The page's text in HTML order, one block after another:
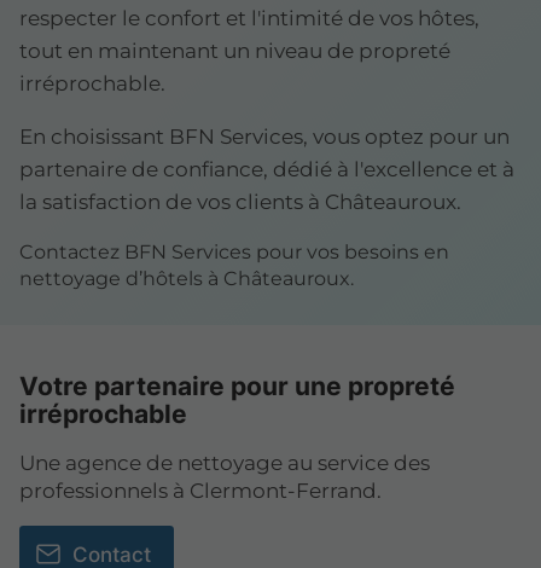
respecter le confort et l'intimité de vos hôtes,
tout en maintenant un niveau de propreté
irréprochable.
En choisissant BFN Services, vous optez pour un
partenaire de confiance, dédié à l'excellence et à
la satisfaction de vos clients à Châteauroux.
Contactez BFN Services pour vos besoins en
nettoyage d’hôtels à Châteauroux.
Votre partenaire pour une propreté
irréprochable
Une agence de nettoyage au service des
professionnels à Clermont-Ferrand.
Contact